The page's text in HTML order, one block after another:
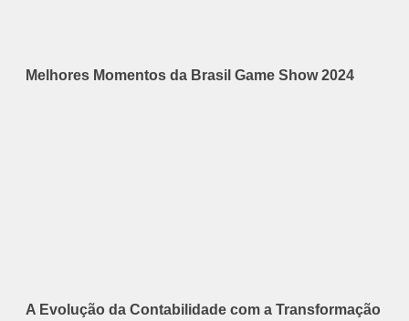
Melhores Momentos da Brasil Game Show 2024
A Evolução da Contabilidade com a Transformação